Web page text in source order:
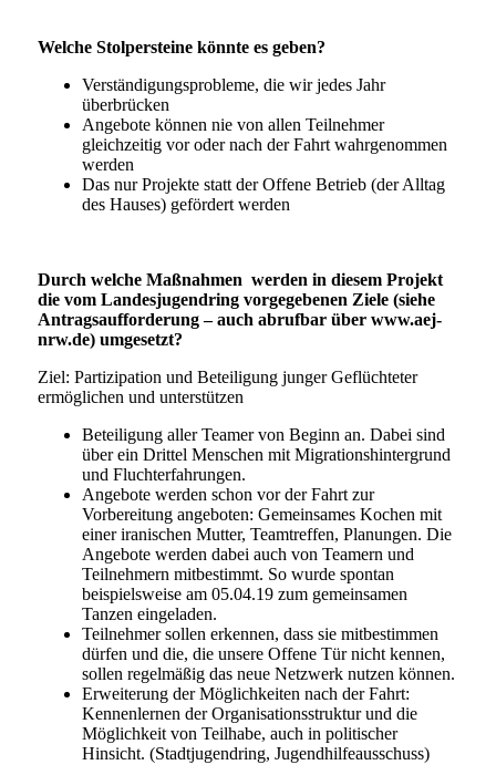
Welche Stolpersteine könnte es geben?
Verständigungsprobleme, die wir jedes Jahr
überbrücken
Angebote können nie von allen Teilnehmer
gleichzeitig vor oder nach der Fahrt wahrgenommen
werden
Das nur Projekte statt der Offene Betrieb (der Alltag
des Hauses) gefördert werden
Durch welche Maßnahmen werden in diesem Projekt
die vom Landesjugendring vorgegebenen Ziele (siehe
Antragsaufforderung – auch abrufbar über www.aej-
nrw.de) umgesetzt?
Ziel: Partizipation und Beteiligung junger Geflüchteter
ermöglichen und unterstützen
Beteiligung aller Teamer von Beginn an. Dabei sind
über ein Drittel Menschen mit Migrationshintergrund
und Fluchterfahrungen.
Angebote werden schon vor der Fahrt zur
Vorbereitung angeboten: Gemeinsames Kochen mit
einer iranischen Mutter, Teamtreffen, Planungen. Die
Angebote werden dabei auch von Teamern und
Teilnehmern mitbestimmt. So wurde spontan
beispielsweise am 05.04.19 zum gemeinsamen
Tanzen eingeladen.
Teilnehmer sollen erkennen, dass sie mitbestimmen
dürfen und die, die unsere Offene Tür nicht kennen,
sollen regelmäßig das neue Netzwerk nutzen können.
Erweiterung der Möglichkeiten nach der Fahrt:
Kennenlernen der Organisationsstruktur und die
Möglichkeit von Teilhabe, auch in politischer
Hinsicht. (Stadtjugendring, Jugendhilfeausschuss)